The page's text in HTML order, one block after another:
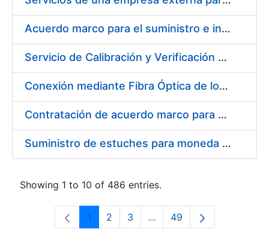
Acuerdo marco para el suministro e instalación de persianas, estores y otros complementos
Servicio de Calibración y Verificación Externa de los Equipos de Medición del Servicio de Prevención de la FNMT-RCM
Conexión mediante Fibra Óptica de los Centros de Proceso de Datos (CPDs) de las sedes de la FNMT-RCM de Burgos y Madrid
Contratación de acuerdo marco para el Suministro de Material de Electricidad para la Fábrica Nacional de Moneda y Timbre-Real Casa de la Moneda en su centro de trabajo de Burgos
Suministro de estuches para moneda de 30 €
Showing 1 to 10 of 486 entries.
Page
1 Page
2 Page
3 ...Intermediate Pages Use
Page
49